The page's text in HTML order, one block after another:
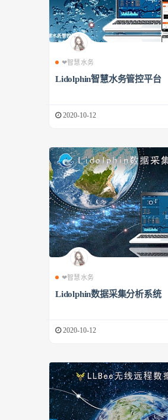
❤智慧水务
Lidolphin智慧水务管控平台
2020-10-12
❤智慧水务
Lidolphin数据采集分析系统
2020-10-12